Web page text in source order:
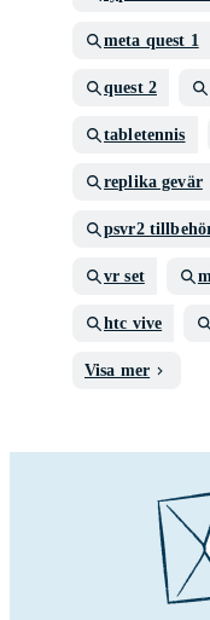
meta quest 1
quest 2
tabletennis
replika gevär
psvr2
vr set
htc vive
Visa mer